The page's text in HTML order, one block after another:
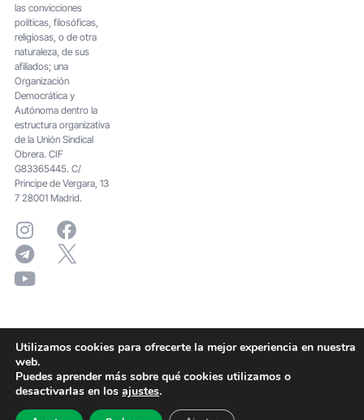
las convicciones
políticas, filosóficas,
religiosas, o de otra
naturaleza, de sus
afiliados; una
Organización
Democrática y
Autónoma dentro la
estructura organizativa
de la Unión Sindical
Obrera. CIF
G83365445. C/
Principe de Vergara, 13
7 28001 Madrid.
Utilizamos cookies para ofrecerte la mejor experiencia en nuestra
web.
Puedes aprender más sobre qué cookies utilizamos o
desactivarlas en los ajustes.